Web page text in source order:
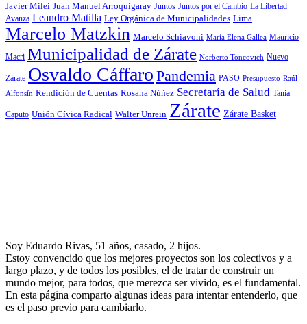
Javier Milei Juan Manuel Arroquigaray Juntos Juntos por el Cambio La Libertad
Avanza Leandro Matilla Ley Orgánica de Municipalidades Lima
Marcelo Matzkin Marcelo Schiavoni María Elena Gallea Mauricio
Macri Municipalidad de Zárate Norberto Toncovich Nuevo
Zárate Osvaldo Cáffaro Pandemia PASO Presupuesto Raúl
Alfonsín Rendición de Cuentas Rosana Núñez Secretaría de Salud Tania
Caputo Unión Cívica Radical Walter Unrein Zárate Zárate Basket
Soy Eduardo Rivas, 51 años, casado, 2 hijos.
Estoy convencido que los mejores proyectos son los colectivos y a
largo plazo, y de todos los posibles, el de tratar de construir un
mundo mejor, para todos, que merezca ser vivido, es el fundamental.
En esta página comparto algunas ideas para intentar entenderlo, que
es el paso previo para cambiarlo.